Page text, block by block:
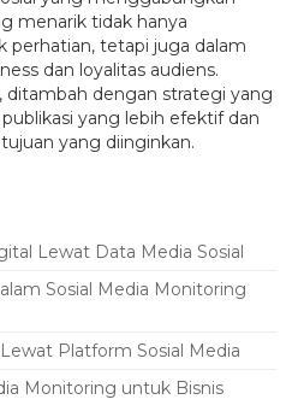
menarik tidak hanya
perhatian, tetapi juga dalam
dan loyalitas audiens.
ditambah dengan strategi yang
yang lebih efektif dan
yang diinginkan.
Lewat Data Media Sosial
Sosial Media Monitoring
Platform Sosial Media
Monitoring untuk Bisnis